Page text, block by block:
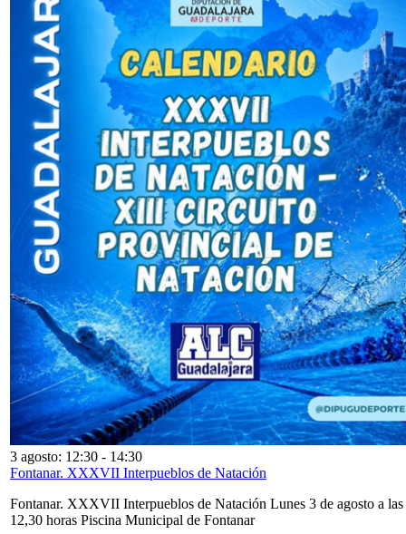
3 agosto: 12:30 - 14:30
Fontanar. XXXVII Interpueblos de Natación
Fontanar. XXXVII Interpueblos de Natación Lunes 3 de agosto a las
12,30 horas Piscina Municipal de Fontanar